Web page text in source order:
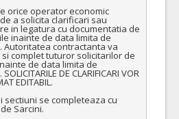
orice operator economic
a solicita clarificari sau
in legatura cu documentatia de
inainte de data limita de
contractanta va
complet tuturor solicitarilor de
de data limita de
DE CLARIFICARI VOR
EDITABIL.
se completeaza cu
Sarcini.